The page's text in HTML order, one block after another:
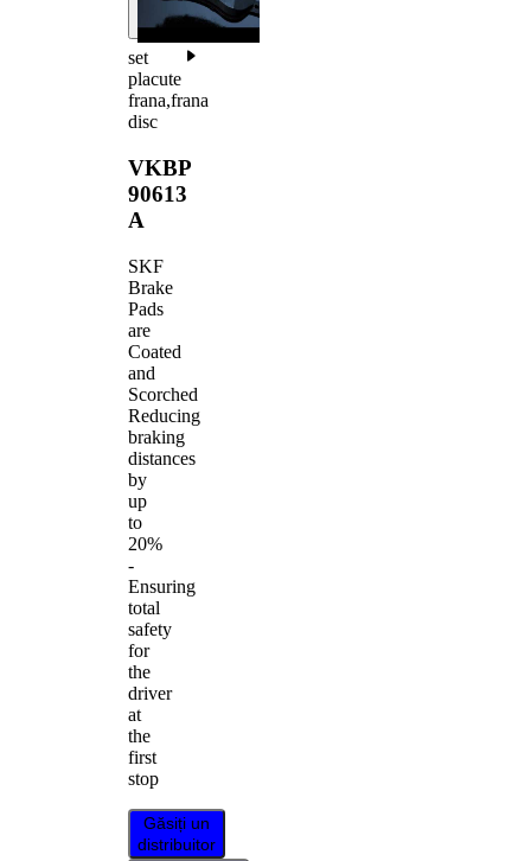
set
placute
frana,frana
disc
VKBP
90613
A
SKF
Brake
Pads
are
Coated
and
Scorched
Reducing
braking
distances
by
up
to
20%
-
Ensuring
total
safety
for
the
driver
at
the
first
stop
Găsiți un
distribuitor